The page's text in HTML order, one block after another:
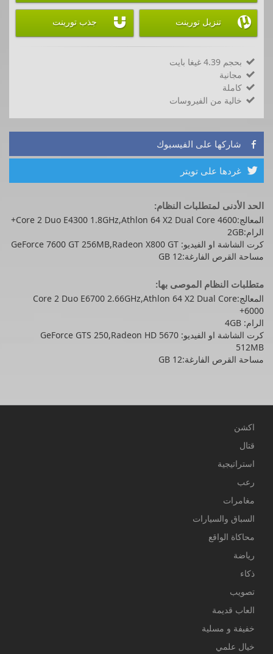
 تنزيل تورينت  جذب تورينت
 بحجم 4.39 غيغا بايت
 مجانية
 كاملة
 خالية من الفيروسات
 شاركها على الفيسبوك
 غردها على تويتر
الحد الأدنى لمتطلبات النظام:
المعالج:Core 2 Duo E4300 1.8GHz,Athlon 64 X2 Dual Core 4600+
الرام:2GB
كرت الشاشة او الفيديو: GeForce 7600 GT 256MB,Radeon X800 GT
مساحة القرص الفارغة:12 GB
متطلبات النظام الموصى بها:
المعالج:Core 2 Duo E6700 2.66GHz,Athlon 64 X2 Dual Core
6000+
الرام: 4GB
كرت الشاشة او الفيديو: GeForce GTS 250,Radeon HD 5670
512MB
مساحة القرص الفارغة:12 GB
اكشن
قتال
استراتيجية
رعب
مغامرات
السباق والسيارات
محاكاة الواقع
رياضة
ذكاء
تصويب
العاب قديمة
خفيفة و مسلية
خيال علمي